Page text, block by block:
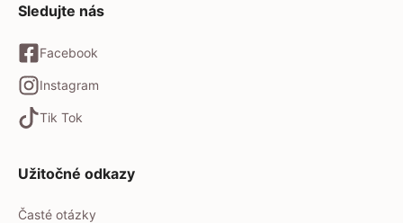
Sledujte nás
Facebook
Instagram
Tik Tok
Užitočné odkazy
Časté otázky